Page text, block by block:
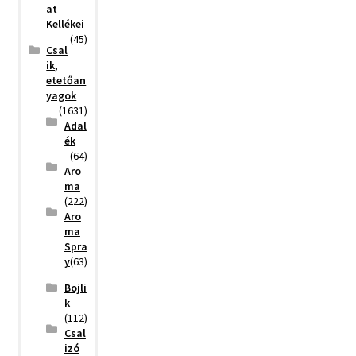
at
Kellékei
(45)
Csal
ik,
etetőan
yagok
(1631)
Adal
ék
(64)
Aro
ma
(222)
Aro
ma
Spra
y(63)
Bojli
k
(112)
Csal
izó